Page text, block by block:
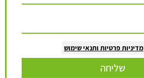
מדיניות פרטיות ותנאי שימוש
שליחה